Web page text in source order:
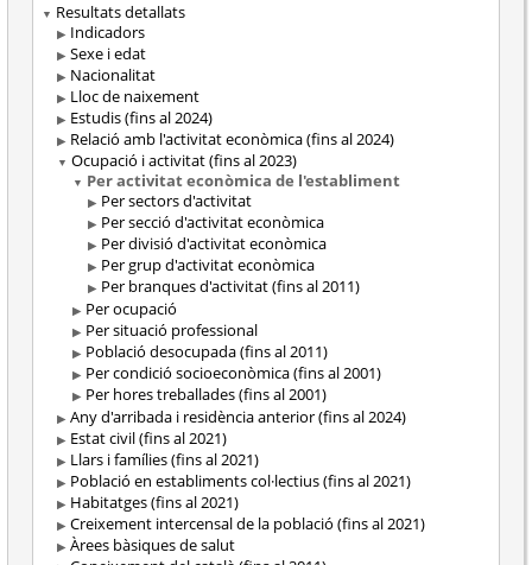
Resultats detallats
Indicadors
Sexe i edat
Nacionalitat
Lloc de naixement
Estudis (fins al 2024)
Relació amb l'activitat econòmica (fins al 2024)
Ocupació i activitat (fins al 2023)
Per activitat econòmica de l'establiment
Per sectors d'activitat
Per secció d'activitat econòmica
Per divisió d'activitat econòmica
Per grup d'activitat econòmica
Per branques d'activitat (fins al 2011)
Per ocupació
Per situació professional
Població desocupada (fins al 2011)
Per condició socioeconòmica (fins al 2001)
Per hores treballades (fins al 2001)
Any d'arribada i residència anterior (fins al 2024)
Estat civil (fins al 2021)
Llars i famílies (fins al 2021)
Població en establiments col·lectius (fins al 2021)
Habitatges (fins al 2021)
Creixement intercensal de la població (fins al 2021)
Àrees bàsiques de salut